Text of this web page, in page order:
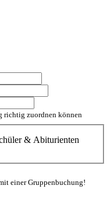
richtig zuordnen können
& Abiturienten
einer Gruppenbuchung!